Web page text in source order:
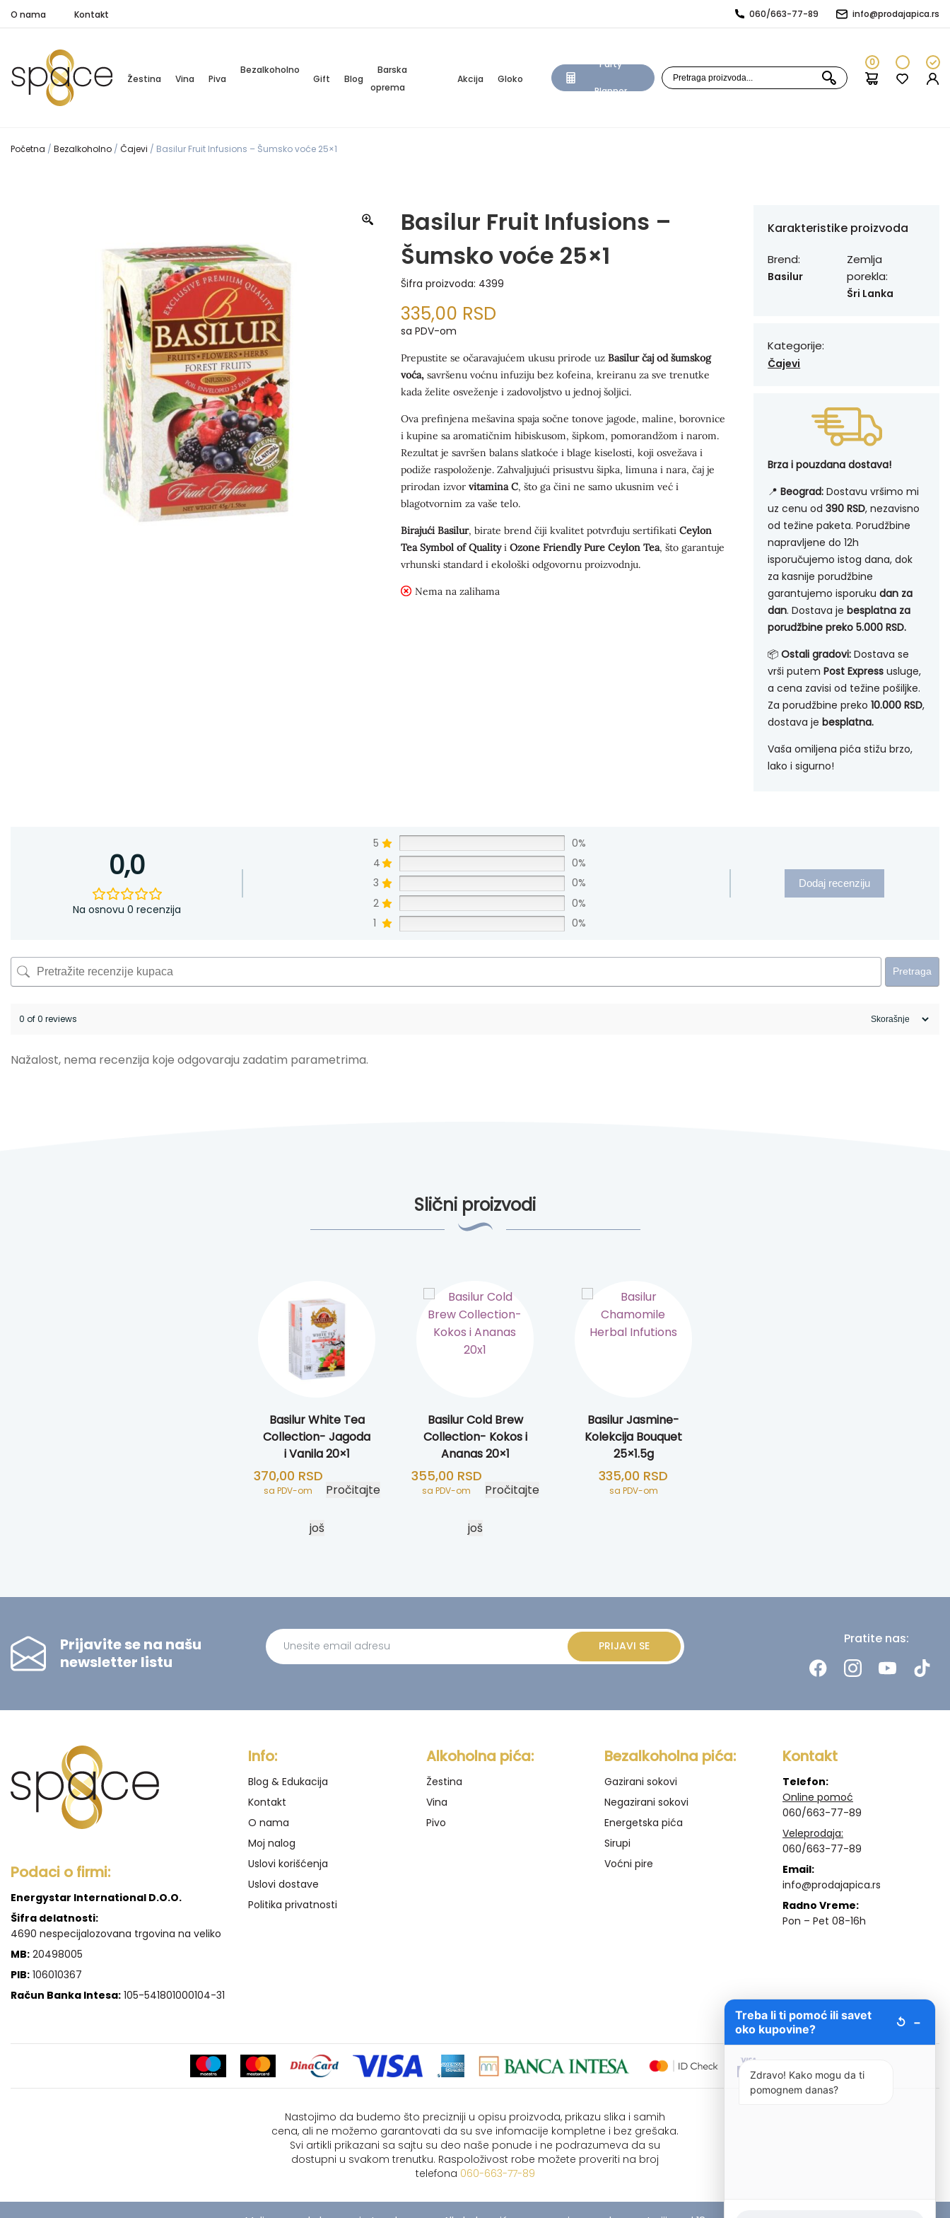
O nama Kontakt 060/663-77-89 info@prodajapica.rs
Žestina Vina Piva
Bezalkoholno
Gift Blog
Barska
oprema
Akcija Gloko
Party
Planner
0
Početna / Bezalkoholno / Čajevi / Basilur Fruit Infusions – Šumsko voće 25×1
Basilur Fruit Infusions –
Šumsko voće 25×1
Šifra proizvoda: 4399
335,00 RSD
sa PDV-om
Prepustite se očaravajućem ukusu prirode uz Basilur čaj od šumskog
voća,savršenu voćnu infuziju bez kofeina, kreiranu za sve trenutke
kada želite osveženje i zadovoljstvo u jednoj šoljici.
Ova prefinjena mešavina spaja sočne tonove jagode, maline, borovnice
i kupine sa aromatičnim hibiskusom, šipkom, pomorandžom i narom.
Rezultat je savršen balans slatkoće i blage kiselosti, koji osvežava i
podiže raspoloženje. Zahvaljujući prisustvu šipka, limuna i nara, čaj je
prirodan izvor vitamina C, što ga čini ne samo ukusnim već i
blagotvornim za vaše telo.
Birajući Basilur, birate brend čiji kvalitet potvrđuju sertifikati Ceylon
Tea Symbol of Qualityi Ozone Friendly Pure Ceylon Tea, što garantuje
vrhunski standard i ekološki odgovornu proizvodnju.
Nema na zalihama
Karakteristike proizvoda
Brend:
Basilur
Zemlja
porekla:
Šri Lanka
Kategorije:
Čajevi
Brza i pouzdana dostava!
📍Beograd: Dostavu vršimo mi
uz cenu od390 RSD, nezavisno
od težine paketa. Porudžbine
napravljene do 12h
isporučujemo istog dana, dok
za kasnije porudžbine
garantujemo isporukudan za
dan. Dostava jebesplatna za
porudžbine preko 5.000 RSD.
📦Ostali gradovi: Dostava se
vrši putemPost Express usluge,
a cena zavisi od težine pošiljke.
Za porudžbine preko10.000 RSD,
dostava jebesplatna.
Vaša omiljena pića stižu brzo,
lako i sigurno!
0,0
Na osnovu 0 recenzija
5
0%
4
0%
3
0%
2
0%
1
0%
Dodaj recenziju
Pretraga
0 of 0 reviews
Nažalost, nema recenzija koje odgovaraju zadatim parametrima.
Slični proizvodi
Basilur White Tea
Collection- Jagoda
i Vanila 20×1
370,00 RSD
sa PDV-om Pročitajte
još
Basilur Cold Brew
Collection- Kokos i
Ananas 20×1
355,00 RSD
sa PDV-om Pročitajte
još
Basilur Jasmine-
Kolekcija Bouquet
25×1.5g
335,00 RSD
sa PDV-om
Prijavite se na našu
newsletter listu
PRIJAVI SE Pratite nas:
Podaci o firmi:
Energystar International D.O.O.
Šifra delatnosti:
4690 nespecijalozovana trgovina na veliko
MB: 20498005
PIB: 106010367
Račun Banka Intesa: 105-541801000104-31
Info:
Blog & Edukacija
Kontakt
O nama
Moj nalog
Uslovi korišćenja
Uslovi dostave
Politika privatnosti
Alkoholna pića:
Žestina
Vina
Pivo
Bezalkoholna pića:
Gazirani sokovi
Negazirani sokovi
Energetska pića
Sirupi
Voćni pire
Kontakt
Telefon:
Online pomoć
060/663-77-89
Veleprodaja:
060/663-77-89
Email:
info@prodajapica.rs
Radno Vreme:
Pon – Pet 08-16h
Nastojimo da budemo što precizniji u opisu proizvoda, prikazu slika i samih
cena, ali ne možemo garantovati da su sve infomacije kompletne i bez grešaka.
Svi artikli prikazani sa sajtu su deo naše ponude i ne podrazumeva da su
dostupni u svakom trenutku. Raspoloživost robe možete proveriti na broj
telefona 060-663-77-89
Treba li ti pomoć ili savet
oko kupovine?
↺ −
Zdravo! Kako mogu da ti
pomognem danas?